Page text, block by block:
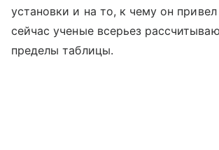
установки и на то, к чему он
сейчас ученые всерьез
пределы таблицы.